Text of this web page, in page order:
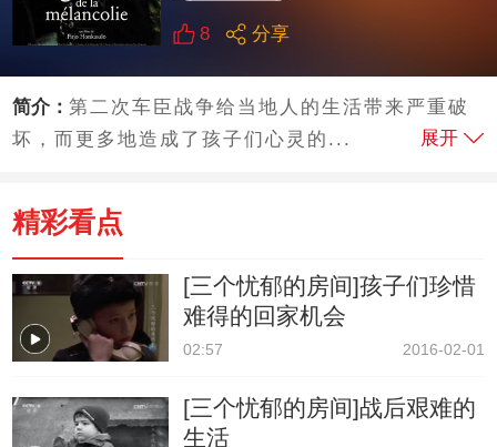
8 分享
简介：第二次车臣战争给当地人的生活带来严重破
坏，而更多地造成了孩子们心灵的...
展开
精彩看点
[三个忧郁的房间]孩子们珍惜
难得的回家机会
02:57 2016-02-01
[三个忧郁的房间]战后艰难的
生活